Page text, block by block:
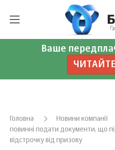
Ваше
ЧИТАЙТЕ
Головна Новини компанії
повинні подати документи, що
відстрочку від призову